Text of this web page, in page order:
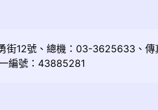
街12號、總機：03-3625633、
編號：43885281